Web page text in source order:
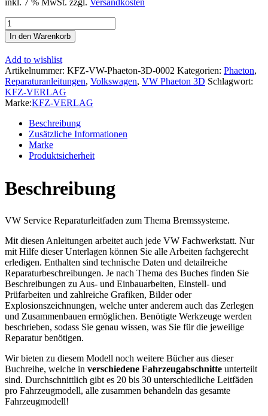
inkl. 7 % MwSt. zzgl. Versandkosten
VW
Phaeton
Typ
3D
2001-
2016
Bremsanlagen
Bremsen
System
Reparaturanleitung
Menge
In den Warenkorb
Add to wishlist
Artikelnummer: KFZ-VW-Phaeton-3D-0002 Kategorien: Phaeton,
Reparaturanleitungen, Volkswagen, VW Phaeton 3D Schlagwort:
KFZ-VERLAG
Marke:KFZ-VERLAG
Beschreibung
Zusätzliche Informationen
Marke
Produktsicherheit
Beschreibung
VW Service Reparaturleitfaden zum Thema Bremssysteme.
Mit diesen Anleitungen arbeitet auch jede VW Fachwerkstatt. Nur
mit Hilfe dieser Unterlagen können Sie alle Arbeiten fachgerecht
erledigen. Enthalten sind technische Daten und detailreiche
Reparaturbeschreibungen. Je nach Thema des Buches finden Sie
Beschreibungen zu Aus- und Einbauarbeiten, Einstell- und
Prüfarbeiten und zahlreiche Grafiken, Bilder oder
Explosionszeichnungen, welche unter anderem auch das Zerlegen
und Zusammenbauen ermöglichen. Benötigte Werkzeuge werden
beschrieben, sodass Sie genau wissen, was Sie für die jeweilige
Reparatur benötigen.
Wir bieten zu diesem Modell noch weitere Bücher aus dieser
Buchreihe, welche in verschiedene Fahrzeugabschnitte unterteilt
sind. Durchschnittlich gibt es 20 bis 30 unterschiedliche Leitfäden
pro Fahrzeugmodell, alle zusammen behandeln das gesamte
Fahrzeugmodell!